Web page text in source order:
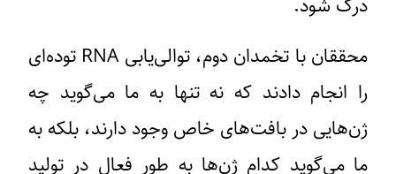
درک شود.
محققان با تخمدان دوم، توالی‌یابی RNA توده‌ای
را انجام دادند که نه تنها به ما می‌گوید چه
ژن‌هایی در بافت‌های خاص وجود دارند، بلکه به
ما می‌گوید کدام ژن‌ها به طور فعال در تولید